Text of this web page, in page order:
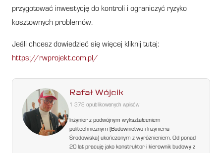
przygotować inwestycję do kontroli i ograniczyć ryzyko
kosztownych problemów.
Jeśli chcesz dowiedzieć się więcej kliknij tutaj:
https://rwprojekt.com.pl/
Rafał Wójcik
1 378 opublikowanych wpisów
Inżynier z podwójnym wykształceniem
politechnicznym (Budownictwo i Inżynieria
Środowiska) ukończonym z wyróżnieniem. Od ponad
20 lat pracuję jako konstruktor i kierownik budowy z